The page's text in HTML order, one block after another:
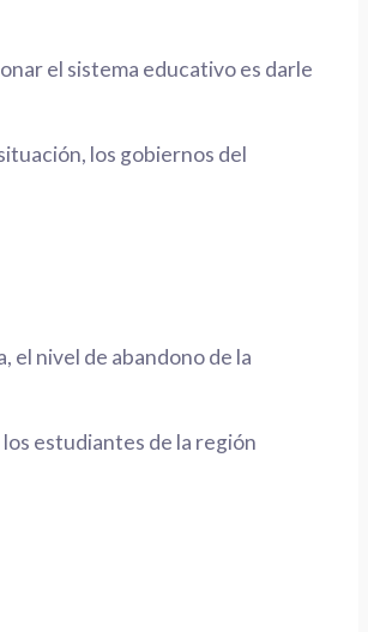
el sistema educativo es darle
los gobiernos del
el nivel de abandono de la
estudiantes de la región